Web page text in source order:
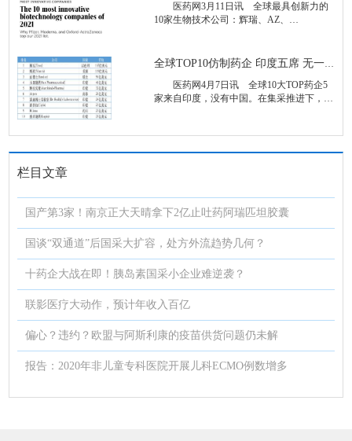
医药网3月11日讯 全球最具创新力的
10家生物技术公司：辉瑞、AZ、
全球TOP10仿制药企 印度五席 无一来自中国！
医药网4月7日讯 全球10大TOP药企5
家来自印度，没有中国。在集采推进下，大
栏目文章
国产第3家！南京正大天晴拿下2亿止吐药阿瑞匹坦胶囊
国谈“双通道”后国采大扩容，处方外流趋势几何？
十药企大战在即！胰岛素国采小企业难逆袭？
联影医疗大动作，预计年收入百亿
偏心？违约？欧盟与阿斯利康的疫苗供货问题仍未解
报告：2020年非儿童专科医院开展儿科ECMO例数增多